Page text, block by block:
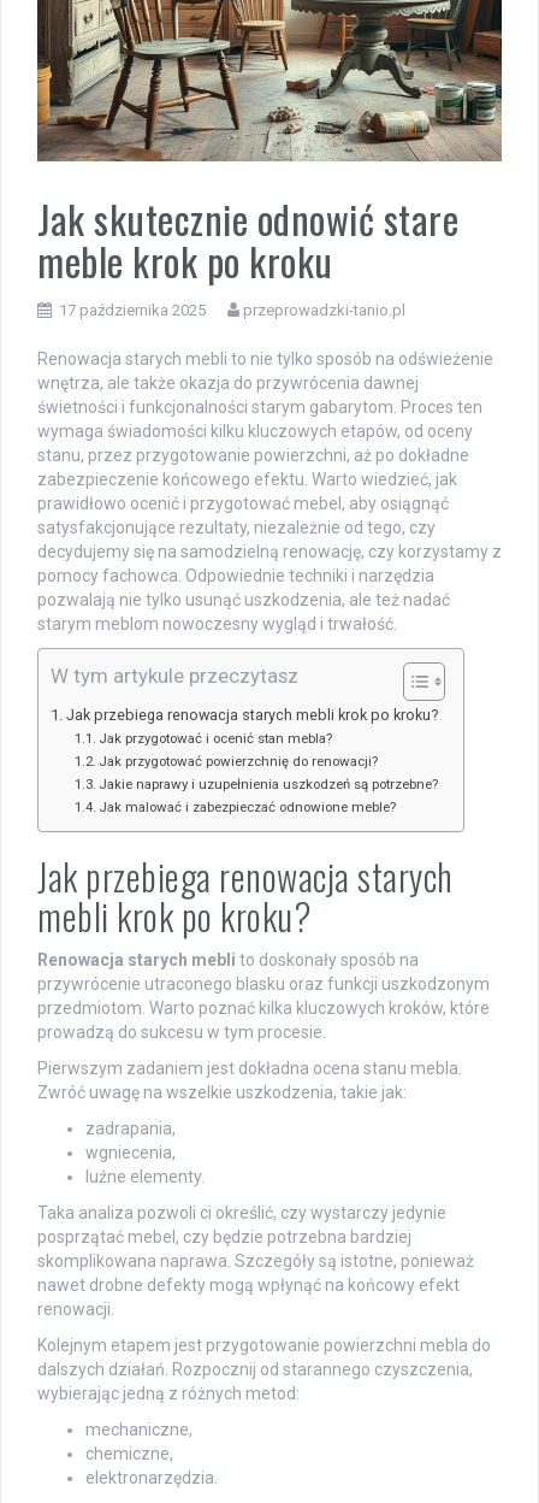
Jak skutecznie odnowić stare
meble krok po kroku
17 października 2025 przeprowadzki-tanio.pl
Renowacja starych mebli to nie tylko sposób na odświeżenie
wnętrza, ale także okazja do przywrócenia dawnej
świetności i funkcjonalności starym gabarytom. Proces ten
wymaga świadomości kilku kluczowych etapów, od oceny
stanu, przez przygotowanie powierzchni, aż po dokładne
zabezpieczenie końcowego efektu. Warto wiedzieć, jak
prawidłowo ocenić i przygotować mebel, aby osiągnąć
satysfakcjonujące rezultaty, niezależnie od tego, czy
decydujemy się na samodzielną renowację, czy korzystamy z
pomocy fachowca. Odpowiednie techniki i narzędzia
pozwalają nie tylko usunąć uszkodzenia, ale też nadać
starym meblom nowoczesny wygląd i trwałość.
W tym artykule przeczytasz
Jak przebiega renowacja starych mebli krok po kroku?
Jak przygotować i ocenić stan mebla?
Jak przygotować powierzchnię do renowacji?
Jakie naprawy i uzupełnienia uszkodzeń są potrzebne?
Jak malować i zabezpieczać odnowione meble?
Jak przebiega renowacja starych
mebli krok po kroku?
Renowacja starych mebli to doskonały sposób na
przywrócenie utraconego blasku oraz funkcji uszkodzonym
przedmiotom. Warto poznać kilka kluczowych kroków, które
prowadzą do sukcesu w tym procesie.
Pierwszym zadaniem jest dokładna ocena stanu mebla.
Zwróć uwagę na wszelkie uszkodzenia, takie jak:
zadrapania,
wgniecenia,
luźne elementy.
Taka analiza pozwoli ci określić, czy wystarczy jedynie
posprzątać mebel, czy będzie potrzebna bardziej
skomplikowana naprawa. Szczegóły są istotne, ponieważ
nawet drobne defekty mogą wpłynąć na końcowy efekt
renowacji.
Kolejnym etapem jest przygotowanie powierzchni mebla do
dalszych działań. Rozpocznij od starannego czyszczenia,
wybierając jedną z różnych metod:
mechaniczne,
chemiczne,
elektronarzędzia.